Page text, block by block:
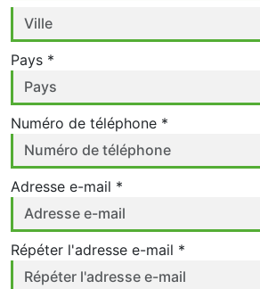
Pays *
Numéro de téléphone *
Adresse e-mail *
Répéter l'adresse e-mail *